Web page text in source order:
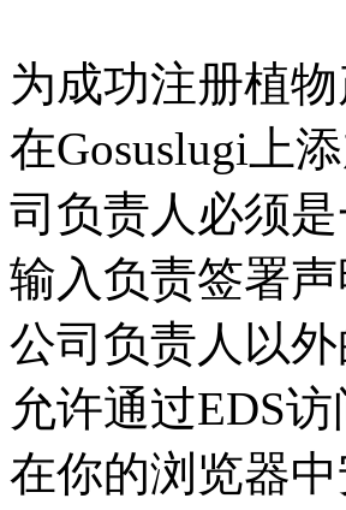
为成功注册植
在Gosuslugi上
司负责人必须
输入负责签署
公司负责人以
允许通过EDS
在你的浏览器